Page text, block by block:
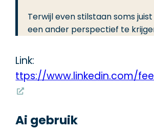
Terwijl even stilstaan soms
een ander perspectief te
Link:
ttps://www.linkedin.com/
Ai gebruik